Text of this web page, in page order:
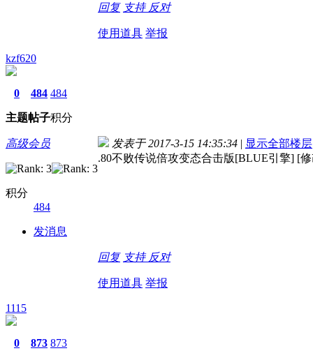
回复 支持 反对
使用道具 举报
kzf620
0
主题
484
帖子
484
积分
高级会员
积分
484
发消息
发表于 2017-3-15 14:35:34 | 显示全部楼层
.80不败传说倍攻变态合击版[BLUE引擎] [
回复 支持 反对
使用道具 举报
1115
0 873 873